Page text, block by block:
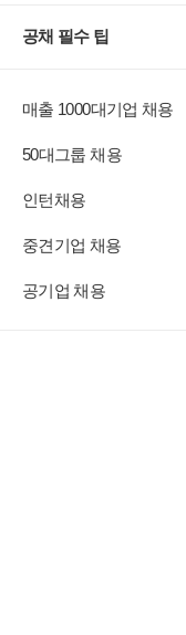
공채 필수 팁
매출 1000대기업 채용
50대그룹 채용
인턴채용
중견기업 채용
공기업 채용